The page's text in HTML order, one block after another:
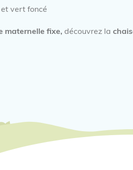
vert foncé
maternelle fixe, découvrez la